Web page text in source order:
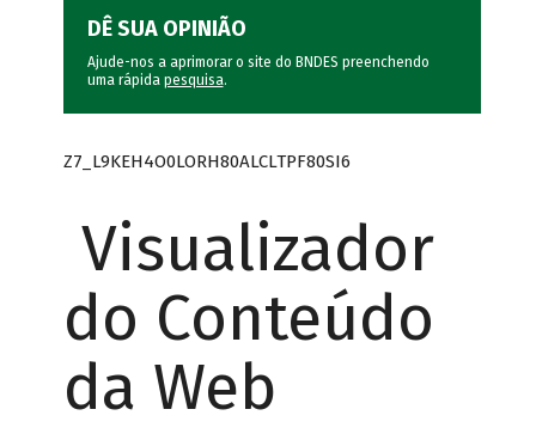
DÊ SUA OPINIÃO
Ajude-nos a aprimorar o site do BNDES preenchendo
uma rápida pesquisa.
Z7_L9KEH4O0LORH80ALCLTPF80SI6
Visualizador
do Conteúdo
da Web